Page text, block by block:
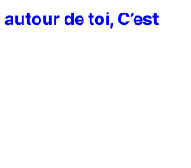
de toi, C’est